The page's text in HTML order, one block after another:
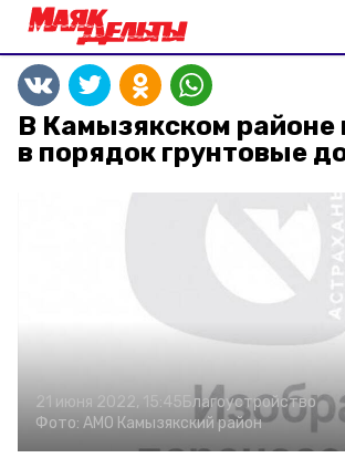
В Камызякском районе
в порядок грунтовые
21 июня 2022, 15:45Благоустройство
Фото: АМО Камызякский район